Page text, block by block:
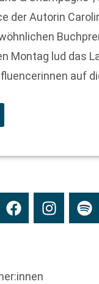
der Autorin
Montag lud das
auf